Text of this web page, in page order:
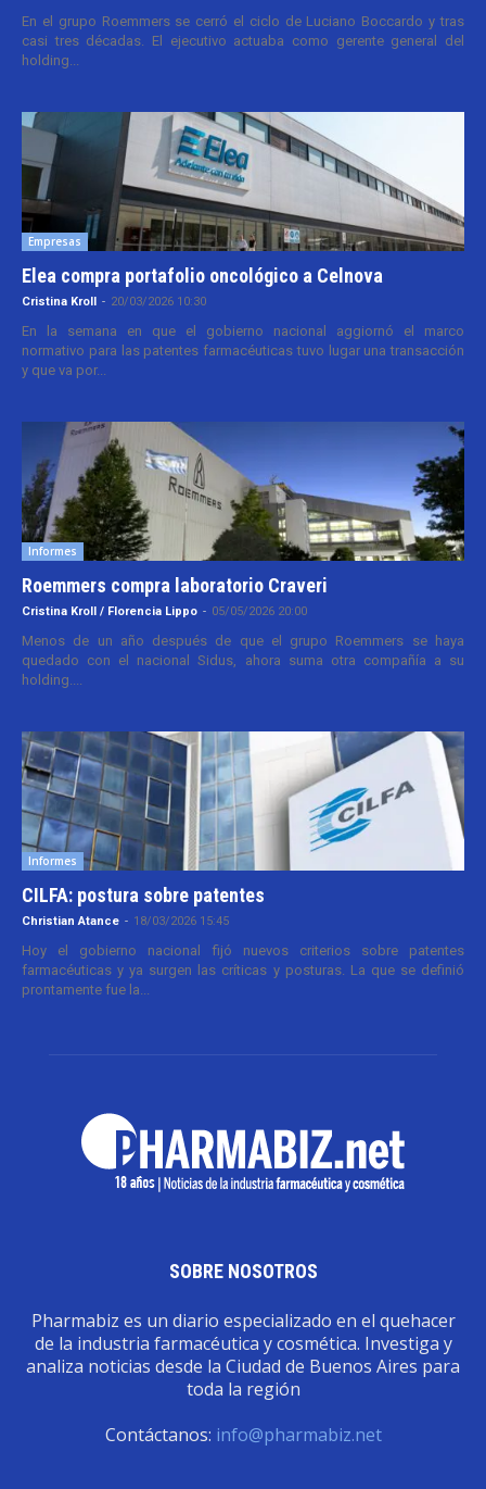
En el grupo Roemmers se cerró el ciclo de Luciano Boccardo y tras
casi tres décadas. El ejecutivo actuaba como gerente general del
holding...
Empresas
Elea compra portafolio oncológico a Celnova
Cristina Kroll - 20/03/2026 10:30
En la semana en que el gobierno nacional aggiornó el marco
normativo para las patentes farmacéuticas tuvo lugar una transacción
y que va por...
Informes
Roemmers compra laboratorio Craveri
Cristina Kroll / Florencia Lippo - 05/05/2026 20:00
Menos de un año después de que el grupo Roemmers se haya
quedado con el nacional Sidus, ahora suma otra compañía a su
holding....
Informes
CILFA: postura sobre patentes
Christian Atance - 18/03/2026 15:45
Hoy el gobierno nacional fijó nuevos criterios sobre patentes
farmacéuticas y ya surgen las críticas y posturas. La que se definió
prontamente fue la...
SOBRE NOSOTROS
Pharmabiz es un diario especializado en el quehacer
de la industria farmacéutica y cosmética. Investiga y
analiza noticias desde la Ciudad de Buenos Aires para
toda la región
Contáctanos: info@pharmabiz.net